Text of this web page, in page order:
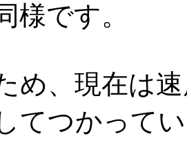
様です。
、現在は速
てつかって